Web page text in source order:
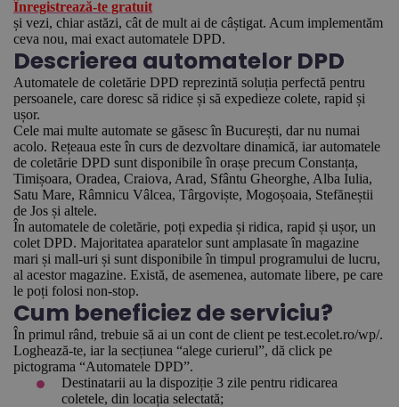
Înregistrează-te gratuit
și vezi, chiar astăzi, cât de mult ai de câștigat. Acum implementăm
ceva nou, mai exact automatele DPD.
Descrierea automatelor DPD
Automatele de coletărie DPD reprezintă soluția perfectă pentru
persoanele, care doresc să ridice și să expedieze colete, rapid și
ușor.
Cele mai multe automate se găsesc în București, dar nu numai
acolo. Rețeaua este în curs de dezvoltare dinamică, iar automatele
de coletărie DPD sunt disponibile în orașe precum Constanța,
Timișoara, Oradea, Craiova, Arad, Sfântu Gheorghe, Alba Iulia,
Satu Mare, Râmnicu Vâlcea, Târgoviște, Mogoșoaia, Stefăneștii
de Jos și altele.
În automatele de coletărie, poți expedia și ridica, rapid și ușor, un
colet DPD. Majoritatea aparatelor sunt amplasate în magazine
mari și mall-uri și sunt disponibile în timpul programului de lucru,
al acestor magazine. Există, de asemenea, automate libere, pe care
le poți folosi non-stop.
Cum beneficiez de serviciu?
În primul rând, trebuie să ai un cont de client pe test.ecolet.ro/wp/.
Loghează-te, iar la secțiunea “alege curierul”, dă click pe
pictograma “Automatele DPD”.
Destinatarii au la dispoziție 3 zile pentru ridicarea
coletele, din locația selectată;